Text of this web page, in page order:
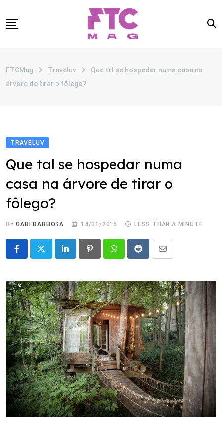
to
CATEGORIAS
FTCMag Traveluv
Que tal se hospedar numa casa na
árvore de tirar o fôlego?
TRAVELUV
Que tal se hospedar numa
casa na árvore de tirar o
fôlego?
BYGABI BARBOSA 14/01/2015 LESS THAN A MINUTE
LinkedIn PinterestWhatsappRedditShare
Email